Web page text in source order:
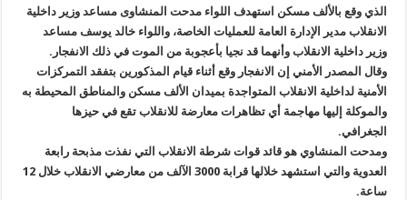
الذي وقع بالألف مسكن استهدف اللواء مدحت المنشاوى مساعد وزير داخلية
الانقلاب مدير الإدارة العامة للعمليات الخاصة، واللواء خالد يوسف مساعد
وزير داخلية الانقلاب وأنهما قد نجيا بأعجوبة من الموت في ذلك الانفجار.
وقال المصدر الأمني إن الانفجار وقع أثناء قيام المذكورين بتفقد التمركزات
الأمنية لداخلية الانقلاب المتواجدة بميدان الألف مسكن والمناطق المحيطة به
والموكلة إليها مهاجمة أي تظاهرات معارضة للانقلاب تقع في حيزها
الجغرافي.
ومدحت المنشاوي هو قائد قوات شرطة الانقلاب التي نفذت مذبحة رابعة
العدوية والتي استشهد خلالها قرابة 3000 الآلف من معارضي الانقلاب خلال 12
ساعة.